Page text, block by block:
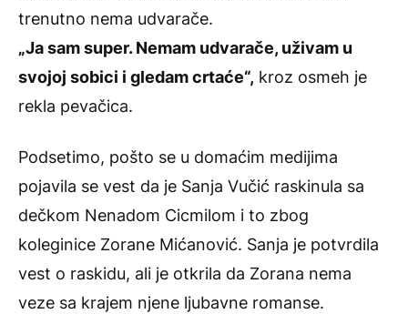
trenutno nema udvarače.
„Ja sam super. Nemam udvarače, uživam u
svojoj sobici i gledam crtaće“, kroz osmeh je
rekla pevačica.
Podsetimo, pošto se u domaćim medijima
pojavila se vest da je Sanja Vučić raskinula sa
dečkom Nenadom Cicmilom i to zbog
koleginice Zorane Mićanović. Sanja je potvrdila
vest o raskidu, ali je otkrila da Zorana nema
veze sa krajem njene ljubavne romanse.